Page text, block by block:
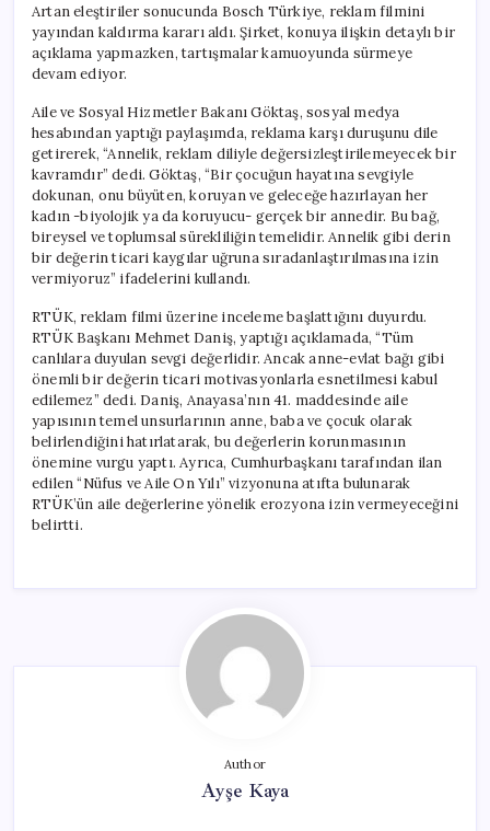
Artan eleştiriler sonucunda Bosch Türkiye, reklam filmini
yayından kaldırma kararı aldı. Şirket, konuya ilişkin detaylı bir
açıklama yapmazken, tartışmalar kamuoyunda sürmeye
devam ediyor.
Aile ve Sosyal Hizmetler Bakanı Göktaş, sosyal medya
hesabından yaptığı paylaşımda, reklama karşı duruşunu dile
getirerek, “Annelik, reklam diliyle değersizleştirilemeyecek bir
kavramdır” dedi. Göktaş, “Bir çocuğun hayatına sevgiyle
dokunan, onu büyüten, koruyan ve geleceğe hazırlayan her
kadın -biyolojik ya da koruyucu- gerçek bir annedir. Bu bağ,
bireysel ve toplumsal sürekliliğin temelidir. Annelik gibi derin
bir değerin ticari kaygılar uğruna sıradanlaştırılmasına izin
vermiyoruz” ifadelerini kullandı.
RTÜK, reklam filmi üzerine inceleme başlattığını duyurdu.
RTÜK Başkanı Mehmet Daniş, yaptığı açıklamada, “Tüm
canlılara duyulan sevgi değerlidir. Ancak anne-evlat bağı gibi
önemli bir değerin ticari motivasyonlarla esnetilmesi kabul
edilemez” dedi. Daniş, Anayasa’nın 41. maddesinde aile
yapısının temel unsurlarının anne, baba ve çocuk olarak
belirlendiğini hatırlatarak, bu değerlerin korunmasının
önemine vurgu yaptı. Ayrıca, Cumhurbaşkanı tarafından ilan
edilen “Nüfus ve Aile On Yılı” vizyonuna atıfta bulunarak
RTÜK’ün aile değerlerine yönelik erozyona izin vermeyeceğini
belirtti.
Author
Ayşe Kaya